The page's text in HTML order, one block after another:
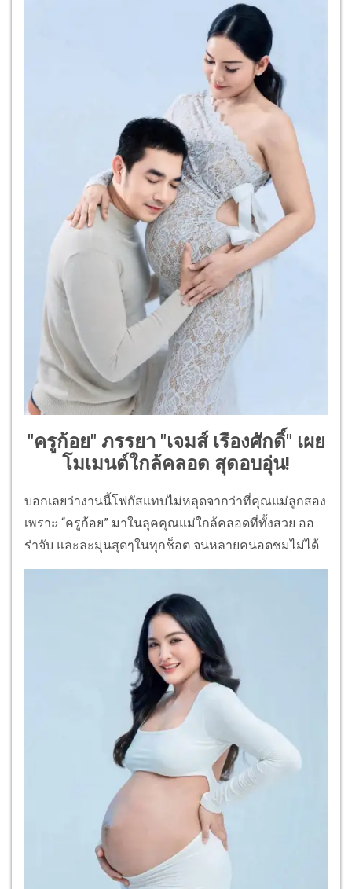
"ครูก้อย" ภรรยา "เจมส์ เรืองศักดิ์" เผย
โมเมนต์ใกล้คลอด สุดอบอุ่น!
บอกเลยว่างานนี้โฟกัสแทบไม่หลุดจากว่าที่คุณแม่ลูกสอง
เพราะ “ครูก้อย” มาในลุคคุณแม่ใกล้คลอดที่ทั้งสวย ออ
ร่าจับ และละมุนสุดๆในทุกช็อต จนหลายคนอดชมไม่ได้